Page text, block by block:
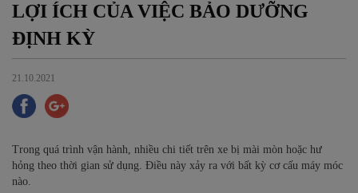
LỢI ÍCH CỦA VIỆC BẢO DƯỠNG
ĐỊNH KỲ
21.10.2021
Trong quá trình vận hành, nhiều chi tiết trên xe bị mài mòn hoặc hư
hỏng theo thời gian sử dụng. Điều này xảy ra với bất kỳ cơ cấu máy móc
nào.